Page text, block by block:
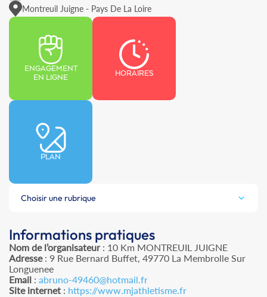
Montreuil Juigne - Pays De La Loire
ENGAGEMENT
EN LIGNE
HORAIRES
PLAN
Choisir une rubrique
Informations pratiques
Nom de l’organisateur: 10 Km MONTREUIL JUIGNE
Adresse: 9 Rue Bernard Buffet, 49770 La Membrolle Sur
Longuenee
Email : abruno-49460@hotmail.fr
Site internet : https://www.mjathletisme.fr